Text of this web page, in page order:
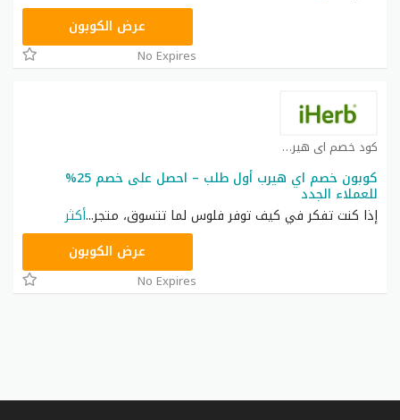
OBP3235عرض الكوبون
No Expires
كود خصم اي هيرب كوبون
كوبون خصم اي هيرب أول طلب – احصل على خصم 25%
للعملاء الجدد
إذا كنت تفكر في كيف توفر فلوس لما تتسوق، متجر...أكثر
OBP3235عرض الكوبون
No Expires